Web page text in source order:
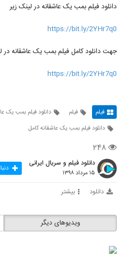
دانلود فیلم بمب یک عاشقانه در لینک زیر
https://bit.ly/2YHr7q0
جهت دانلود کامل فیلم بمب یک عاشقانه در
https://bit.ly/2YHr7q0
فیلم فیلم
دانلود فیلم بمب یک
دانلود فیلم بمب یک عاشقانه کامل
۲۴۸
دانلود فیلم و سریال ایرانی
۱۵ مرداد ۱۳۹۸
دانلود بیشتر
ویدیوهای دیگر